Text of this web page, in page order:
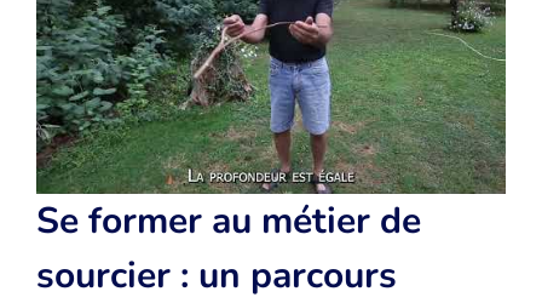
Se former au métier de
sourcier : un parcours